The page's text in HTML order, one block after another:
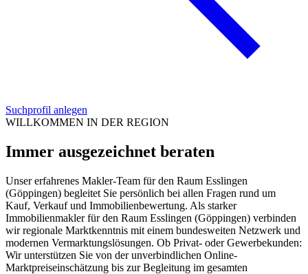
Suchprofil anlegen
WILLKOMMEN IN DER REGION
Immer ausgezeichnet beraten
Unser erfahrenes Makler-Team für den Raum Esslingen
(Göppingen) begleitet Sie persönlich bei allen Fragen rund um
Kauf, Verkauf und Immobilienbewertung. Als starker
Immobilienmakler für den Raum Esslingen (Göppingen) verbinden
wir regionale Marktkenntnis mit einem bundesweiten Netzwerk und
modernen Vermarktungslösungen. Ob Privat- oder Gewerbekunden:
Wir unterstützen Sie von der unverbindlichen Online-
Marktpreiseinschätzung bis zur Begleitung im gesamten